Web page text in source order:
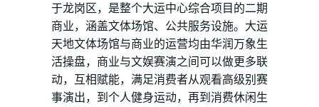
于龙岗区，是整个大运中心综合项目的二期
商业，涵盖文体场馆、公共服务设施。大运
天地文体场馆与商业的运营均由华润万象生
活操盘，商业与文娱赛演之间可以做更多联
动，互相赋能，满足消费者从观看高级别赛
事演出，到个人健身运动，再到消费休闲生